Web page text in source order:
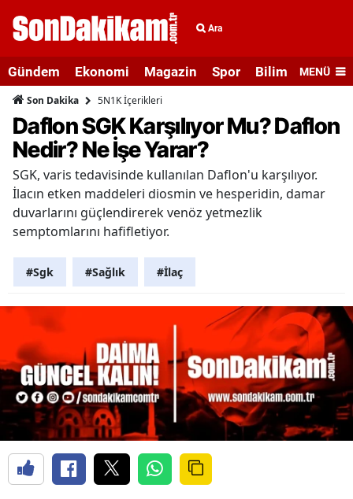
Ara
Gündem Ekonomi Magazin Spor Bilim veMENÜ
Son Dakika 5N1K İçerikleri
Daflon SGK Karşılıyor Mu? Daflon
Nedir? Ne İşe Yarar?
SGK, varis tedavisinde kullanılan Daflon'u karşılıyor.
İlacın etken maddeleri diosmin ve hesperidin, damar
duvarlarını güçlendirerek venöz yetmezlik
semptomlarını hafifletiyor.
#Sgk #Sağlık #İlaç